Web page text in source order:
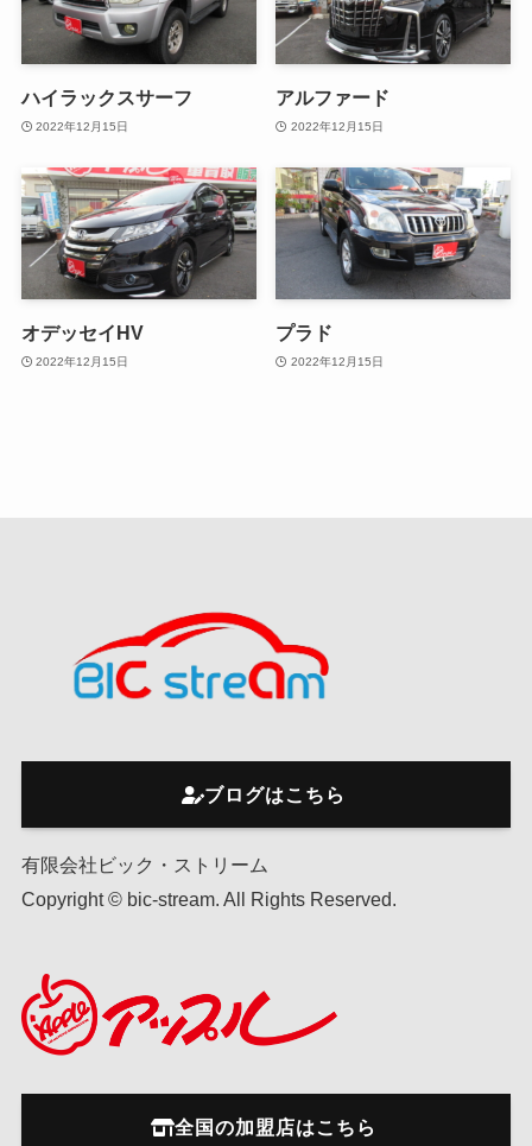
ハイラックスサーフ
2022年12月15日
アルファード
2022年12月15日
オデッセイHV
2022年12月15日
プラド
2022年12月15日
ブログはこちら
有限会社ビック・ストリーム
Copyright © bic-stream. All Rights Reserved.
全国の加盟店はこちら